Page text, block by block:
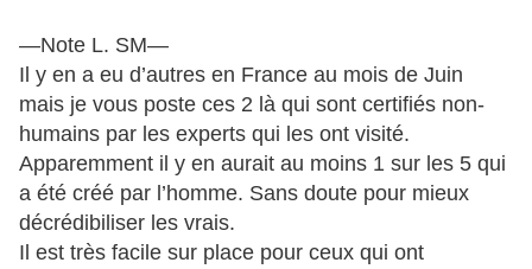
—Note L. SM—
Il y en a eu d’autres en France au mois de Juin
mais je vous poste ces 2 là qui sont certifiés non-
humains par les experts qui les ont visité.
Apparemment il y en aurait au moins 1 sur les 5 qui
a été créé par l’homme. Sans doute pour mieux
décrédibiliser les vrais.
Il est très facile sur place pour ceux qui ont